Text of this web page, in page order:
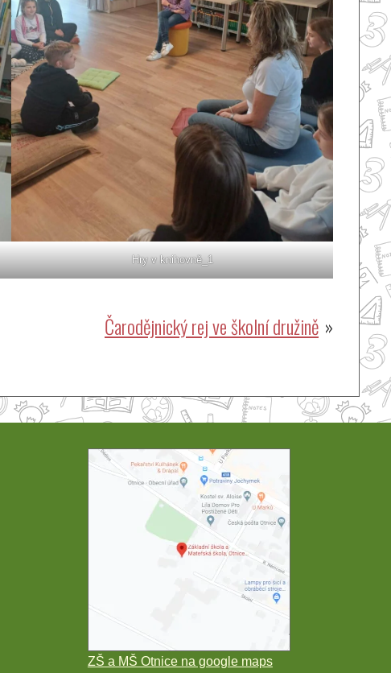
Hry v knihovně_1
Čarodějnický rej ve školní družině
ZŠ a MŠ Otnice na google maps